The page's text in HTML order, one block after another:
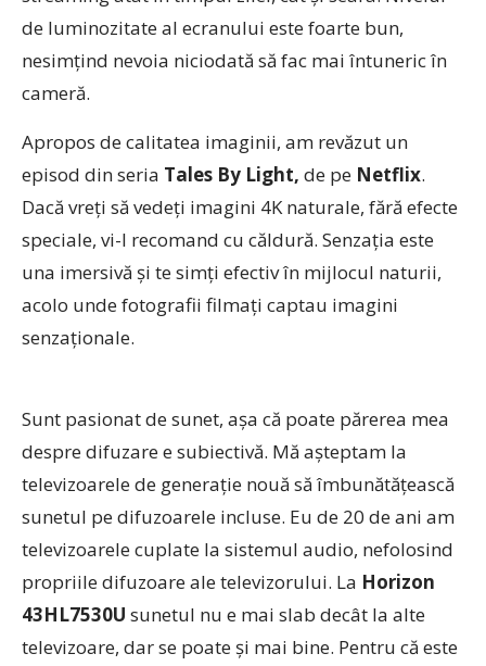
de luminozitate al ecranului este foarte bun,
nesimțind nevoia niciodată să fac mai întuneric în
cameră.
Apropos de calitatea imaginii, am revăzut un
episod din seria Tales By Light, de pe Netflix.
Dacă vreți să vedeți imagini 4K naturale, fără efecte
speciale, vi-l recomand cu căldură. Senzația este
una imersivă și te simți efectiv în mijlocul naturii,
acolo unde fotografii filmați captau imagini
senzaționale.
Sunt pasionat de sunet, așa că poate părerea mea
despre difuzare e subiectivă. Mă așteptam la
televizoarele de generație nouă să îmbunătățească
sunetul pe difuzoarele incluse. Eu de 20 de ani am
televizoarele cuplate la sistemul audio, nefolosind
propriile difuzoare ale televizorului. La Horizon
43HL7530U sunetul nu e mai slab decât la alte
televizoare, dar se poate și mai bine. Pentru că este